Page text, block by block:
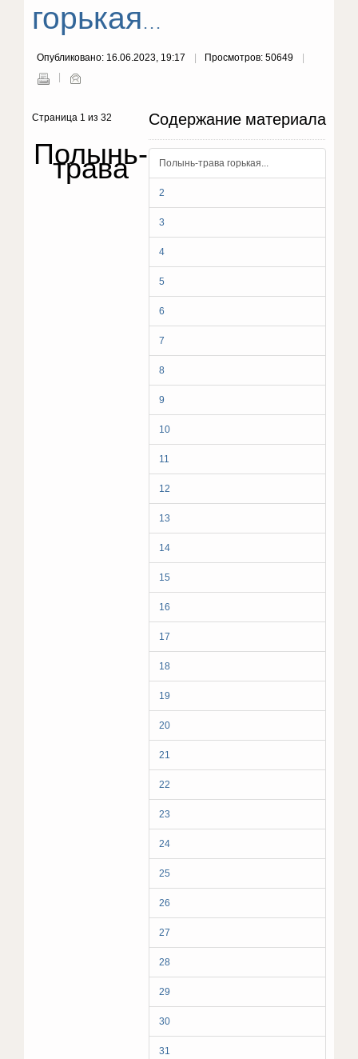
горькая...
Опубликовано: 16.06.2023, 19:17 Просмотров: 50649
Содержание материала
Полынь-трава горькая...
2
3
4
5
6
7
8
9
10
11
12
13
14
15
16
17
18
19
20
21
22
23
24
25
26
27
28
29
30
31
Страница 1 из 32
Полынь-
трава